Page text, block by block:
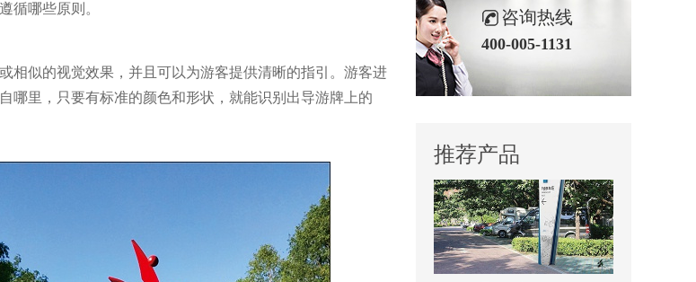
循哪些原则。
相似的视觉效果，并且可以为游客提供清晰的指引。游客进
哪里，只要有标准的颜色和形状，就能识别出导游牌上的
咨询热线
400-005-1131
推荐产品
医院室内标识吊牌
景区停车场标识